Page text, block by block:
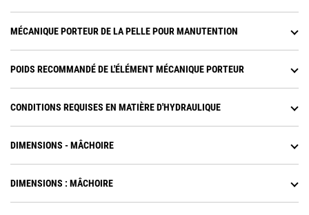
MÉCANIQUE PORTEUR DE LA PELLE POUR MANUTENTION
POIDS RECOMMANDÉ DE L'ÉLÉMENT MÉCANIQUE PORTEUR
CONDITIONS REQUISES EN MATIÈRE D'HYDRAULIQUE
DIMENSIONS - MÂCHOIRE
DIMENSIONS : MÂCHOIRE